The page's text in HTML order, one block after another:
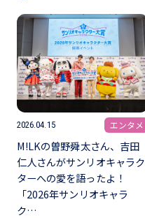
2026.04.15 エンタメ
M!LKの曽野舜太さん、吉田
仁人さんがサンリオキャラク
ターへの愛を語ったよ！
「2026年サンリオキャラ
ク…